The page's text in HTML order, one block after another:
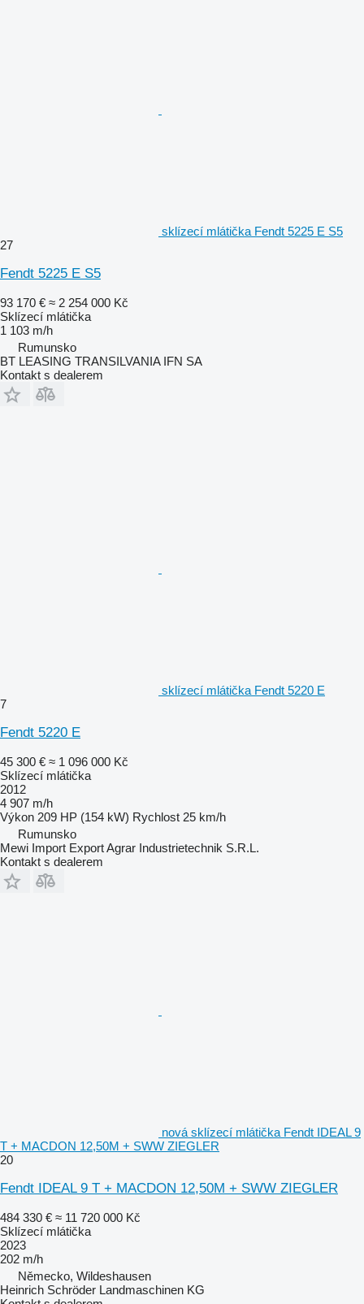
sklízecí mlátička Fendt 5225 E S5
27
Fendt 5225 E S5
93 170 € ≈ 2 254 000 Kč
Sklízecí mlátička
1 103 m/h
Rumunsko
BT LEASING TRANSILVANIA IFN SA
Kontakt s dealerem
sklízecí mlátička Fendt 5220 E
7
Fendt 5220 E
45 300 € ≈ 1 096 000 Kč
Sklízecí mlátička
2012
4 907 m/h
Výkon 209 HP (154 kW) Rychlost 25 km/h
Rumunsko
Mewi Import Export Agrar Industrietechnik S.R.L.
Kontakt s dealerem
nová sklízecí mlátička Fendt IDEAL 9
T + MACDON 12,50M + SWW ZIEGLER
20
Fendt IDEAL 9 T + MACDON 12,50M + SWW ZIEGLER
484 330 € ≈ 11 720 000 Kč
Sklízecí mlátička
2023
202 m/h
Německo, Wildeshausen
Heinrich Schröder Landmaschinen KG